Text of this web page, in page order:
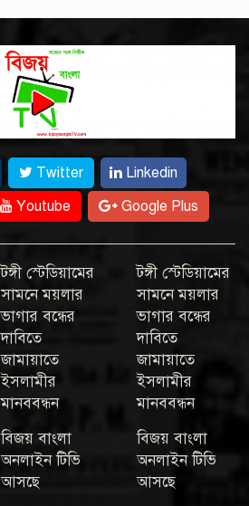
Twitter
Linkedin
Youtube Google Plus
টঙ্গী স্টেডিয়ামের
সামনে ময়লার
ভাগার বন্ধের
দাবিতে
জামায়াতে
ইসলামীর
মানববন্ধন
বিজয় বাংলা
অনলাইন টিভি
আসছে
টঙ্গী স্টেডিয়ামের
সামনে ময়লার
ভাগার বন্ধের
দাবিতে
জামায়াতে
ইসলামীর
মানববন্ধন
বিজয় বাংলা
অনলাইন টিভি
আসছে